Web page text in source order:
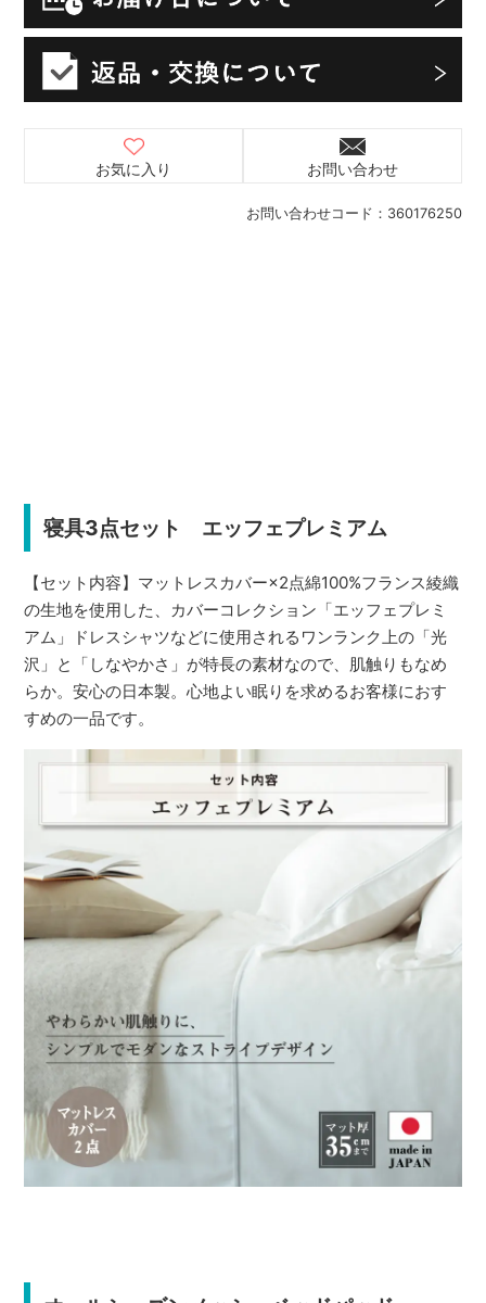
お問い合わせコード： 360176250
お気に入り お問い合わせ
寝具3点セット エッフェプレミアム
【セット内容】マットレスカバー×2点綿100%フランス綾織
の生地を使用した、カバーコレクション「エッフェプレミ
アム」ドレスシャツなどに使用されるワンランク上の「光
沢」と「しなやかさ」が特長の素材なので、肌触りもなめ
らか。安心の日本製。心地よい眠りを求めるお客様におす
すめの一品です。